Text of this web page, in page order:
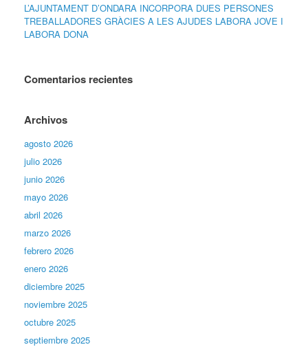
L’AJUNTAMENT D’ONDARA INCORPORA DUES PERSONES
TREBALLADORES GRÀCIES A LES AJUDES LABORA JOVE I
LABORA DONA
Comentarios recientes
Archivos
agosto 2026
julio 2026
junio 2026
mayo 2026
abril 2026
marzo 2026
febrero 2026
enero 2026
diciembre 2025
noviembre 2025
octubre 2025
septiembre 2025